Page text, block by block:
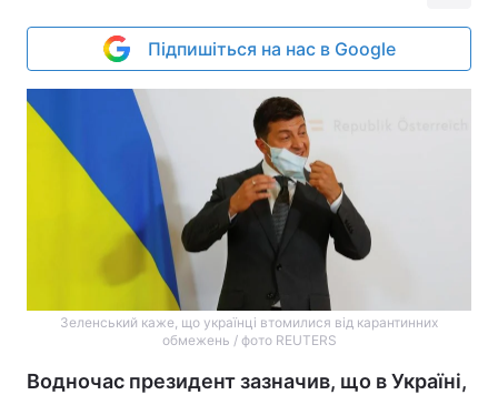
Підпишіться на нас в Google
Зеленський каже, що українці втомилися від карантинних
обмежень / фото REUTERS
Водночас президент зазначив, що в Україні,